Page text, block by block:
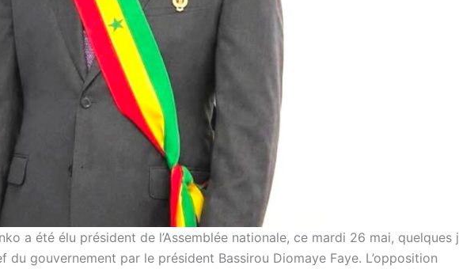
a été élu président de l’Assemblée nationale, ce mardi 26 mai, quelques
gouvernement par le président Bassirou Diomaye Faye. L’opposition